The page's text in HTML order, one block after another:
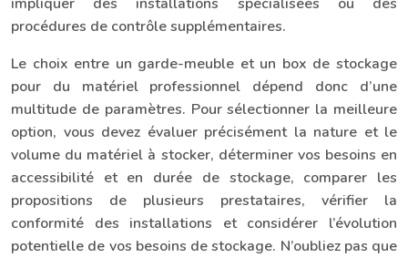
procédures de contrôle supplémentaires.
Le choix entre un garde-meuble et un box de stockage
pour du matériel professionnel dépend donc d’une
multitude de paramètres. Pour sélectionner la meilleure
option, vous devez évaluer précisément la nature et le
volume du matériel à stocker, déterminer vos besoins en
accessibilité et en durée de stockage, comparer les
propositions de plusieurs prestataires, vérifier la
conformité des installations et considérer l’évolution
potentielle de vos besoins de stockage. N’oubliez pas que